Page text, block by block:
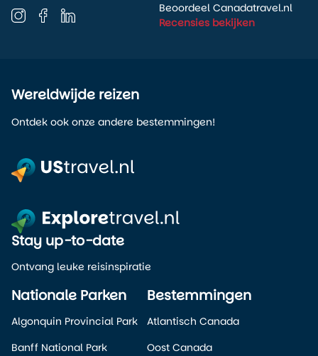
Beoordeel Canadatravel.nl
Recensies bekijken
Wereldwijde reizen
Ontdek ook onze andere bestemmingen!
Nationale Parken
Algonquin Provincial Park
Banff National Park
Bestemmingen
Atlantisch Canada
Oost Canada
Stay up-to-date
Ontvang leuke reisinspiratie